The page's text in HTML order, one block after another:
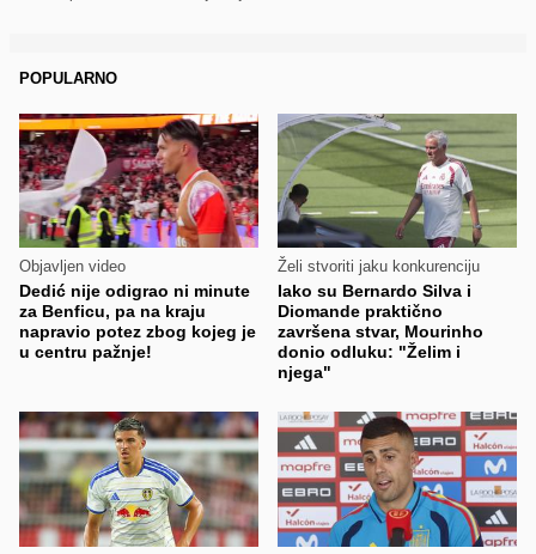
POPULARNO
Objavljen video
Dedić nije odigrao ni minute
za Benficu, pa na kraju
napravio potez zbog kojeg je
u centru pažnje!
Želi stvoriti jaku konkurenciju
Iako su Bernardo Silva i
Diomande praktično
završena stvar, Mourinho
donio odluku: "Želim i
njega"